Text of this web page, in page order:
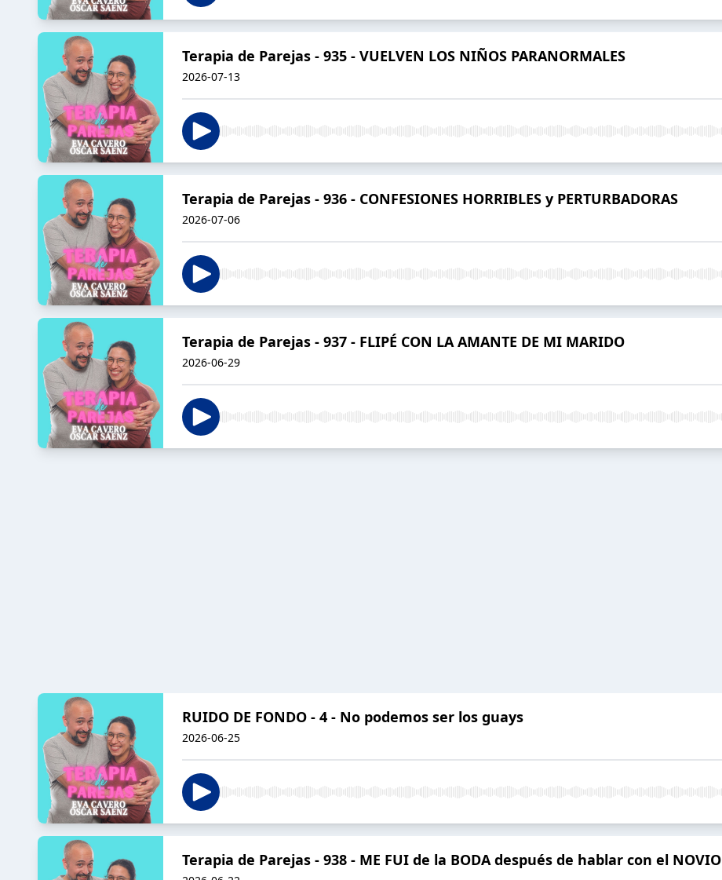
Terapia de Parejas - 935 - VUELVEN LOS NIÑOS PARANORMALES
2026-07-13
Terapia de Parejas - 936 - CONFESIONES HORRIBLES y PERTURBADORAS
2026-07-06
Terapia de Parejas - 937 - FLIPÉ CON LA AMANTE DE MI MARIDO
2026-06-29
RUIDO DE FONDO - 4 - No podemos ser los guays
2026-06-25
Terapia de Parejas - 938 - ME FUI de la BODA después de hablar con el NOVIO